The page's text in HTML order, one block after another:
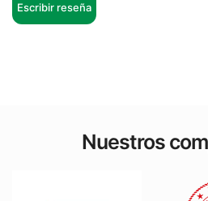
Escribir reseña
Nuestros